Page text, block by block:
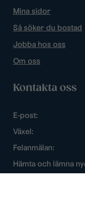
Mina sidor
Så söker du bostad
Jobba hos oss
Om oss
Kontakta oss
E-post:
Växel:
Felanmälan:
Hämta och lämna